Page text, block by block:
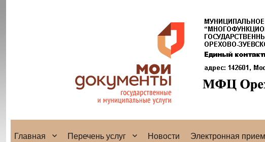
Главная Перечень услуг Новости Электронная